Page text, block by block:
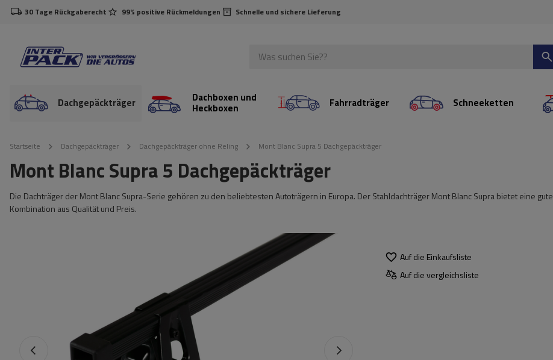
30 Tage Rückgaberecht 99% positive Rückmeldungen Schnelle und sichere Lieferung
Dachgepäckträger Dachboxen und
Heckboxen Fahrradträger Schneeketten
Startseite Dachgepäckträger Dachgepäckträger ohne Reling Mont Blanc Supra 5 Dachgepäckträger
Mont Blanc Supra 5 Dachgepäckträger
Die Dachträger der Mont Blanc Supra-Serie gehören zu den beliebtesten Autoträgern in Europa. Der Stahldachträger Mont Blanc Supra bietet eine gute
Kombination aus Qualität und Preis.
Auf die Einkaufsliste
Auf die vergleichsliste